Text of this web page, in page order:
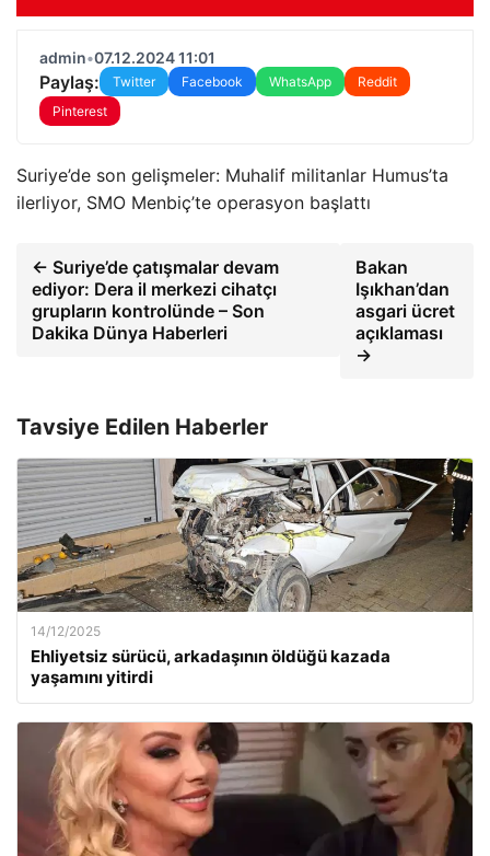
admin•07.12.2024 11:01
Paylaş: Twitter Facebook WhatsApp
Reddit
Pinterest
Suriye’de son gelişmeler: Muhalif militanlar Humus’ta
ilerliyor, SMO Menbiç’te operasyon başlattı
← Suriye’de çatışmalar devam
ediyor: Dera il merkezi cihatçı
grupların kontrolünde – Son
Dakika Dünya Haberleri
Bakan
Işıkhan’dan
asgari ücret
açıklaması
→
Tavsiye Edilen Haberler
14/12/2025
Ehliyetsiz sürücü, arkadaşının öldüğü kazada
yaşamını yitirdi